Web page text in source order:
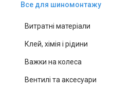
Все для шиномонтажу
Витратні матеріали
Клей, хімія і рідини
Важки на колеса
Вентилі та аксесуари